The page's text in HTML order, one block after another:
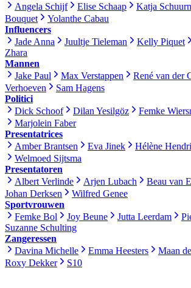
Angela Schijf
Elise Schaap Katja
Bouquet
Yolanthe Cabau
Influencers
Jade Anna
Juultje Tieleman Kelly Piquet
Zhara
Mannen
Jake Paul
Max Verstappen René van der
Verhoeven
Sam Hagens
Politici
Dick Schoof
Dilan Yesilgöz Femke
Marjolein Faber
Presentatrices
Amber Brantsen
Eva Jinek Hélène
Welmoed Sijtsma
Presentatoren
Albert Verlinde
Arjen Lubach
Beau van
Johan Derksen
Wilfred Genee
Sportvrouwen
Femke Bol
Joy Beune Jutta Leerdam
Suzanne Schulting
Zangeressen
Davina Michelle
Emma Heesters
Maan
Roxy Dekker
S10